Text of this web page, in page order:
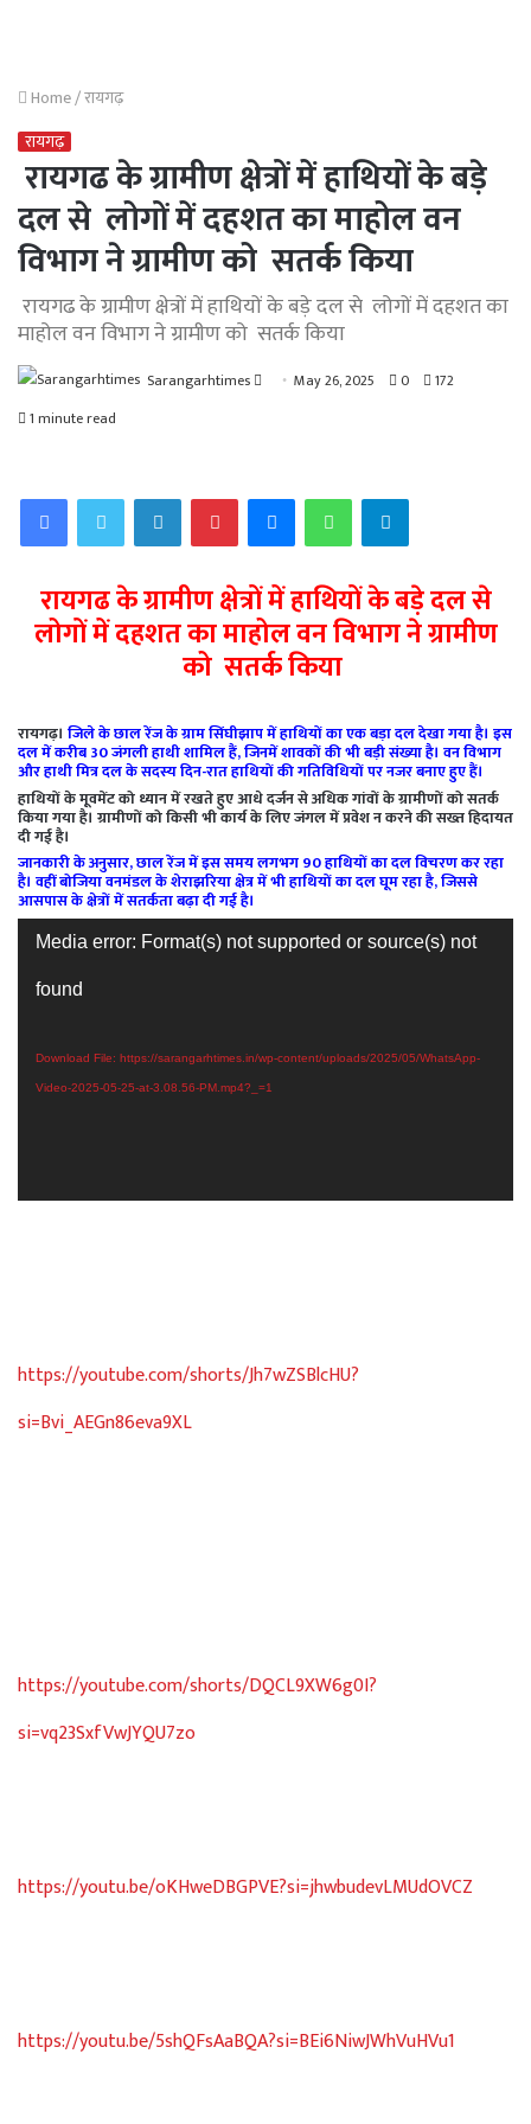
Home/रायगढ़
रायगढ़
रायगढ के ग्रामीण क्षेत्रों में हाथियों के बड़े
दल से लोगों में दहशत का माहोल वन
विभाग ने ग्रामीण को सतर्क किया
रायगढ के ग्रामीण क्षेत्रों में हाथियों के बड़े दल से लोगों में दहशत का
माहोल वन विभाग ने ग्रामीण को सतर्क किया
Sarangarhtimes
Send May 26, 2025 0
172
1 minute read
FacebookTwitterLinkedInPinterestMessengerWhatsAppTelegram
रायगढ के ग्रामीण क्षेत्रों में हाथियों के बड़े दल से
लोगों में दहशत का माहोल वन विभाग ने ग्रामीण
को सतर्क किया
रायगढ़। जिले के छाल रेंज के ग्राम सिंघीझाप में हाथियों का एक बड़ा दल देखा गया है। इस
दल में करीब 30 जंगली हाथी शामिल हैं, जिनमें शावकों की भी बड़ी संख्या है। वन विभाग
और हाथी मित्र दल के सदस्य दिन-रात हाथियों की गतिविधियों पर नजर बनाए हुए हैं।
हाथियों के मूवमेंट को ध्यान में रखते हुए आधे दर्जन से अधिक गांवों के ग्रामीणों को सतर्क
किया गया है। ग्रामीणों को किसी भी कार्य के लिए जंगल में प्रवेश न करने की सख्त हिदायत
दी गई है।
जानकारी के अनुसार, छाल रेंज में इस समय लगभग 90 हाथियों का दल विचरण कर रहा
है। वहीं बोजिया वनमंडल के शेराझरिया क्षेत्र में भी हाथियों का दल घूम रहा है, जिससे
आसपास के क्षेत्रों में सतर्कता बढ़ा दी गई है।
Video
Player
Media error: Format(s) not supported or source(s) not
found
Download File: https://sarangarhtimes.in/wp-content/uploads/2025/05/WhatsApp-
Video-2025-05-25-at-3.08.56-PM.mp4?_=1
https://youtube.com/shorts/Jh7wZSBlcHU?
si=Bvi_AEGn86eva9XL
https://youtube.com/shorts/DQCL9XW6g0I?
si=vq23SxfVwJYQU7zo
https://youtu.be/oKHweDBGPVE?si=jhwbudevLMUdOVCZ
https://youtu.be/5shQFsAaBQA?si=BEi6NiwJWhVuHVu1